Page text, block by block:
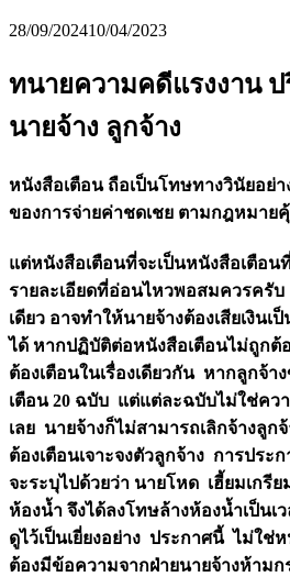
28/09/202410/04/2023
ทนายความคดีแรงงาน
นายจ้าง ลูกจ้าง
หนังสือเตือน ถือเป็นโทษทางวินัยอย่า
ของการจ่ายค่าชดเชย ตามกฎหมาย
แต่หนังสือเตือนที่จะเป็นหนังสือเตือ
รายละเอียดที่อ่อนไหวพอสมควรครับ
เดียว อาจทำให้นายจ้างต้องเสียเงิน
ได้ หากปฏิบัติต่อหนังสือเตือนไม่ถูกต้
ต้องเตือนในเรื่องเดียวกัน หากลูกจ้า
เตือน 20 ฉบับ แต่แต่ละฉบับไม่ใช่ควา
เลย นายจ้างก็ไม่สามารถเลิกจ้างลูก
ต้องเตือนเจาะจงตัวลูกจ้าง การประ
จะระบุไปด้วยว่า นายโหด เฮี้ยมเกรีย
ห้องน้ำ จึงได้ลงโทษล้างห้องน้ำเป็น
ดูไว้เป็นเยี่ยงอย่าง ประกาศนี้ ไม่ใช่
ต้องมีข้อความจากฝ่ายนายจ้างห้าม